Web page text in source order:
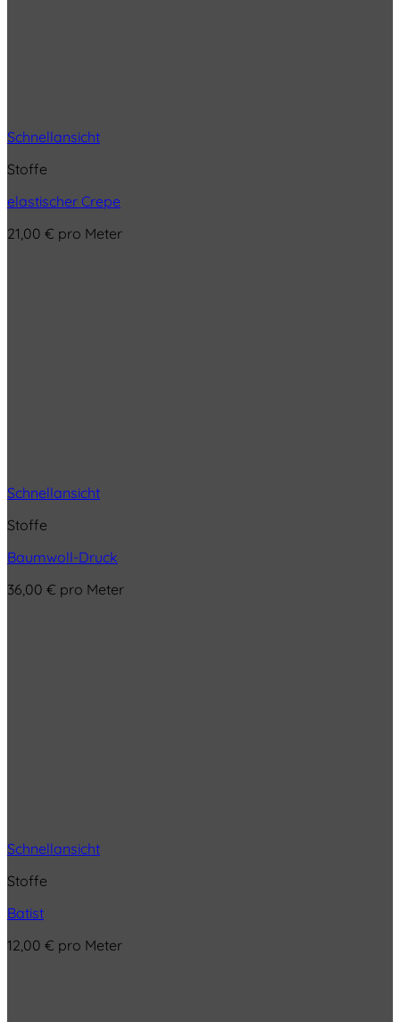
Schnellansicht
Stoffe
elastischer Crepe
21,00 € pro Meter
Schnellansicht
Stoffe
Baumwoll-Druck
36,00 € pro Meter
Schnellansicht
Stoffe
Batist
12,00 € pro Meter